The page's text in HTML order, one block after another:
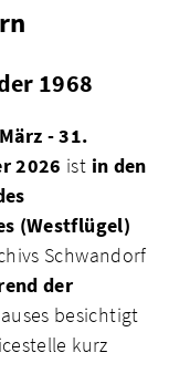
1968
- 31.
2026 ist in den
(Westflügel)
Schwandorf
der
besichtigt
kurz